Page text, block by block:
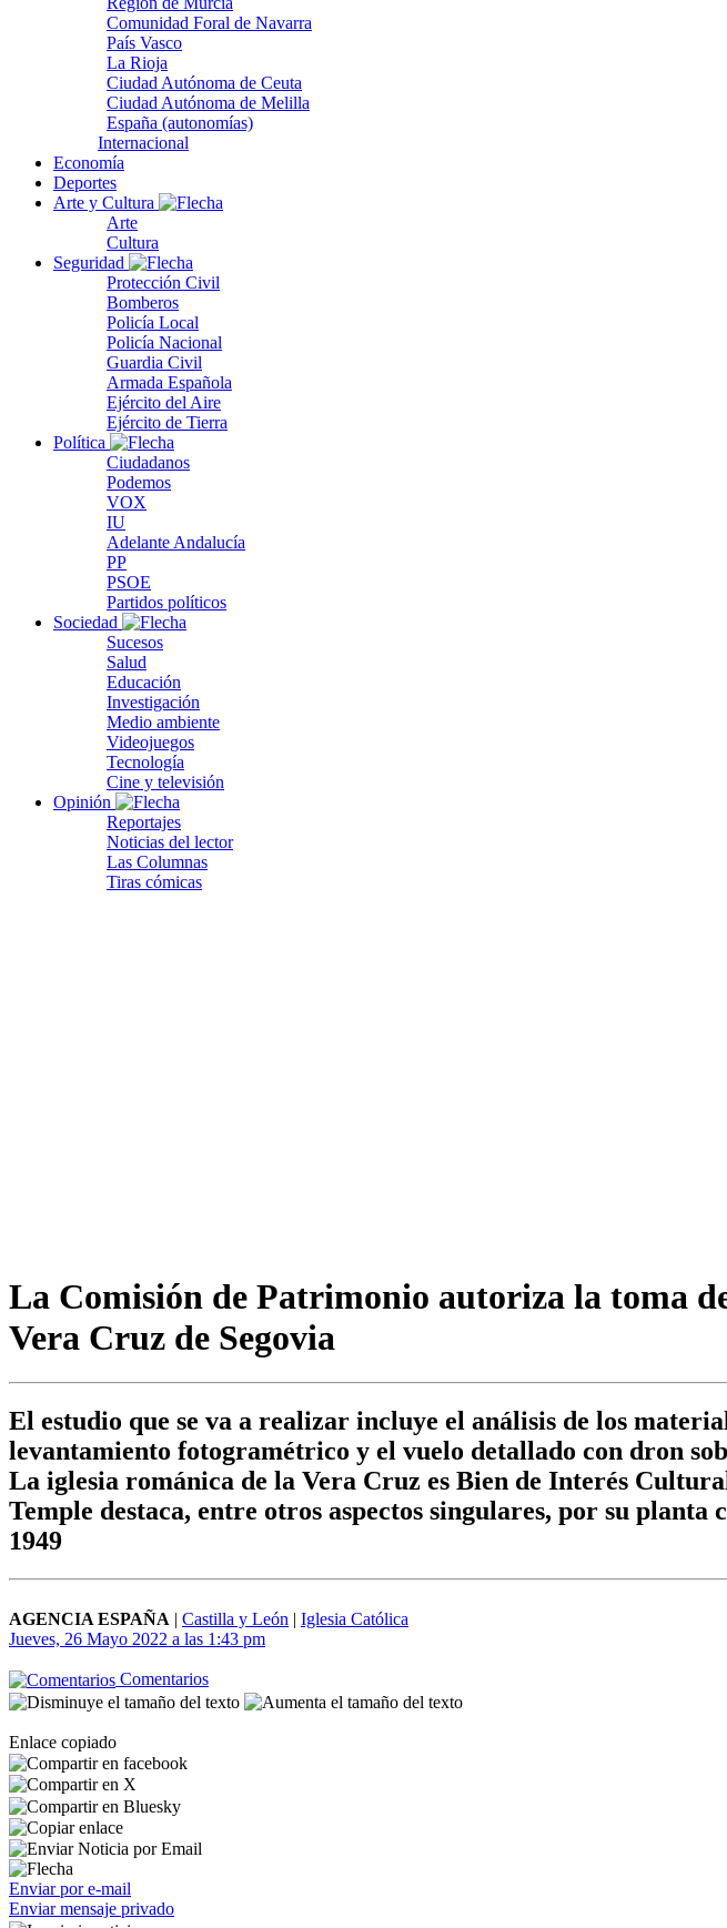
Comunidad Foral de Navarra
País Vasco
La Rioja
Ciudad Autónoma de Ceuta
Ciudad Autónoma de Melilla
España (autonomías)
Internacional
Economía
Deportes
Arte y Cultura
Arte
Cultura
Seguridad
Protección Civil
Bomberos
Policía Local
Policía Nacional
Guardia Civil
Armada Española
Ejército del Aire
Ejército de Tierra
Política
Ciudadanos
Podemos
VOX
IU
Adelante Andalucía
PP
PSOE
Partidos políticos
Sociedad
Sucesos
Salud
Educación
Investigación
Medio ambiente
Videojuegos
Tecnología
Cine y televisión
Opinión
Reportajes
Noticias del lector
Las Columnas
Tiras cómicas
La Comisión de Patrimonio autoriza la toma
Vera Cruz de Segovia
El estudio que se va a realizar incluye el análisis de los
levantamiento fotogramétrico y el vuelo detallado con dron
La iglesia románica de la Vera Cruz es Bien de Interés
Temple destaca, entre otros aspectos singulares, por su
1949
AGENCIA ESPAÑA | Castilla y León | Iglesia Católica
Jueves, 26 Mayo 2022 a las 1:43 pm
Comentarios
Enlace copiado
Enviar por e-mail
Enviar mensaje privado